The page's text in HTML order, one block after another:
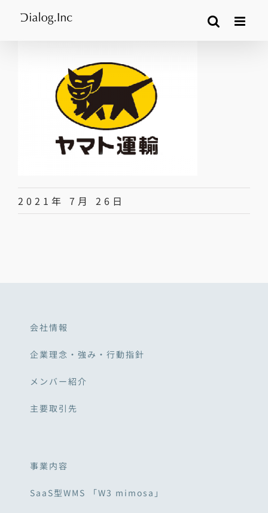
2021年 7月 26日
会社情報
企業理念・強み・行動指針
メンバー紹介
主要取引先
事業内容
SaaS型WMS 「W3 mimosa」